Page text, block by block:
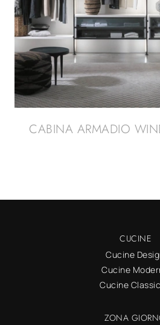
CABINA ARMADIO
CUCINE
Cucine
Cucine
Cucine
ZONA